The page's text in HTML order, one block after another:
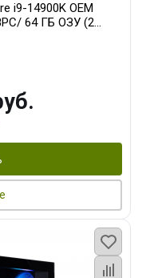
i9-14900K OEM
64 ГБ ОЗУ (2
WATERFORCE